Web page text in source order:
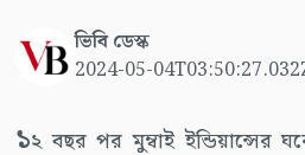
ভিবি ডেস্ক
2024-05-
১২ বছর পর মুম্বাই ইন্ডিয়ান্সের